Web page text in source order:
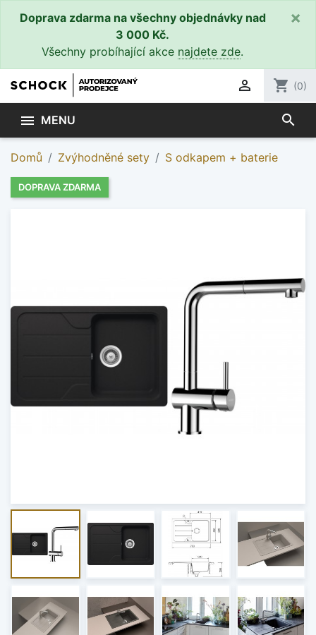
Doprava zdarma na všechny objednávky nad
3 000 Kč.
Všechny probíhající akce najdete zde.
×
 shopping_cart (0)
 MENU search
Domů Zvýhodněné sety S odkapem + baterie
DOPRAVA ZDARMA